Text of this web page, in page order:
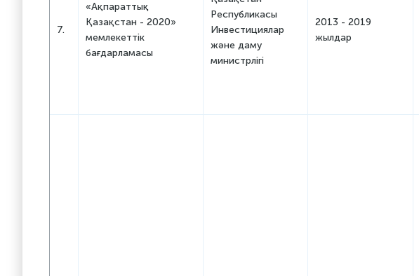
7.
«Ақпараттық
Қазақстан - 2020»
мемлекеттік
бағдарламасы
Республикасы
Инвестициялар
және даму
министрлігі
2013 - 2019
жылдар